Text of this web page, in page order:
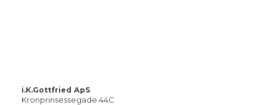
i.K.Gottfried ApS
Kronprinsessegade 44C